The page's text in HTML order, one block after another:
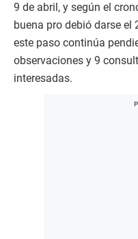
9 de abril, y según el
buena pro debió darse el
este paso continúa
observaciones y 9
interesadas.